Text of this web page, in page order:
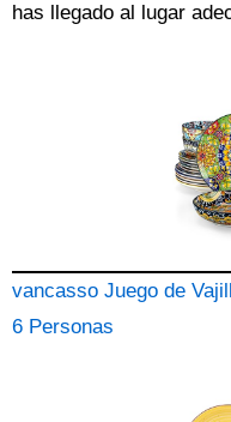
has llegado al lugar
vancasso Juego de
6 Personas